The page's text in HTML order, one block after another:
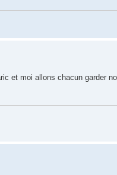
et moi allons chacun garder